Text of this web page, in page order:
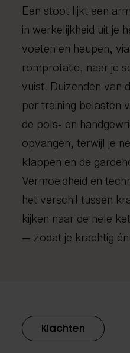
Een stoot lijkt een
in werkelijkheid uit je
voeten en heupen,
romprotatie, naar je
vuist. Duizenden van
per training belasten
de pols- en
opvangen, terwijl je
klappen en de
Vermoeidheid en
het verschil tussen
kijken naar de hele
— zodat je krachtig
Klachten